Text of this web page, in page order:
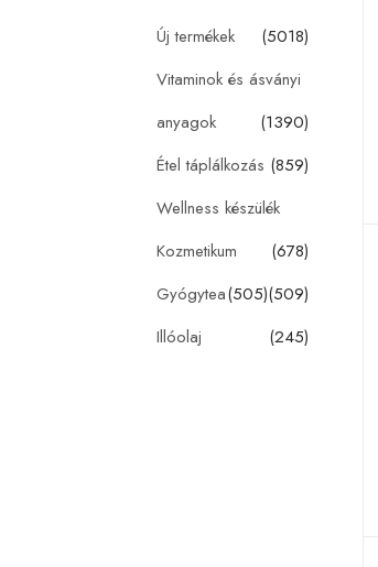
Új termékek
(5018)
Vitaminok és ásványi
anyagok
(1390)
Étel táplálkozás (859)
Wellness készülék
(678)
Kozmetikum
(509)
Gyógytea(505)
Illóolaj
(245)